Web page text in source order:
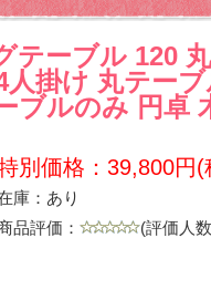
テーブル 120
人掛け 丸テー
ブルのみ 円卓
別価格：39,800円(
庫：あり
品評価：
(評価人